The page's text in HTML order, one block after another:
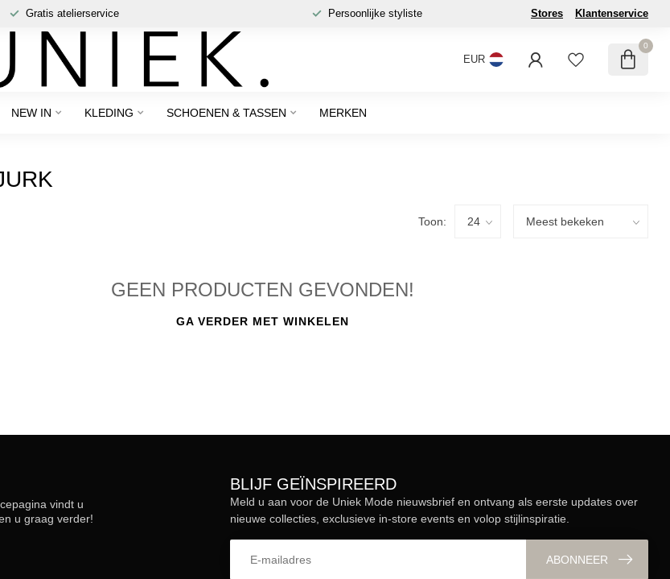
Gratis atelierservice Persoonlijke styliste Stores Klantenservice
EUR
0
NEW IN KLEDING SCHOENEN & TASSEN MERKEN
Toon:
GEEN PRODUCTEN GEVONDEN!
GA VERDER MET WINKELEN
vindt u
u graag verder!
BLIJF GEÏNSPIREERD
Meld u aan voor de Uniek Mode nieuwsbrief en ontvang als eerste updates over
nieuwe collecties, exclusieve in-store events en volop stijlinspiratie.
ABONNEER